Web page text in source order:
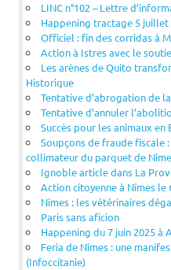
LINC n°102 – Lettre
Happening tractage 5 juillet
Officiel : fin des corridas à
Action à Istres avec le
Les arènes de Quito
Historique
Tentative d’abrogation de
Tentative d’annuler
Succès pour les animaux en
Soupçons de fraude fiscale
collimateur du parquet de
Ignoble article dans La
Action citoyenne à Nîmes le
Nîmes : les vétérinaires
Paris sans aficion
Happening du 7 juin 2025 à
Feria de Nîmes : une
(Infoccitanie)